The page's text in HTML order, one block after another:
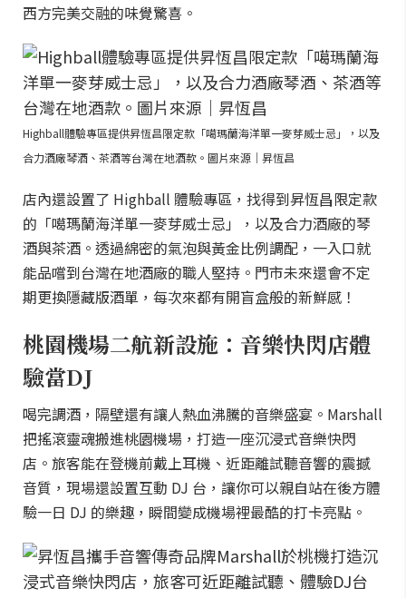
西方完美交融的味覺驚喜。
Highball體驗專區提供昇恆昌限定款「噶瑪蘭海洋單一麥芽威士忌」，以及
合力酒廠琴酒、茶酒等台灣在地酒款。圖片來源｜昇恆昌
店內還設置了 Highball 體驗專區，找得到昇恆昌限定款
的「噶瑪蘭海洋單一麥芽威士忌」，以及合力酒廠的琴
酒與茶酒。透過綿密的氣泡與黃金比例調配，一入口就
能品嚐到台灣在地酒廠的職人堅持。門市未來還會不定
期更換隱藏版酒單，每次來都有開盲盒般的新鮮感！
桃園機場二航新設施：音樂快閃店體
驗當DJ
喝完調酒，隔壁還有讓人熱血沸騰的音樂盛宴。Marshall
把搖滾靈魂搬進桃園機場，打造一座沉浸式音樂快閃
店。旅客能在登機前戴上耳機、近距離試聽音響的震撼
音質，現場還設置互動 DJ 台，讓你可以親自站在後方體
驗一日 DJ 的樂趣，瞬間變成機場裡最酷的打卡亮點。